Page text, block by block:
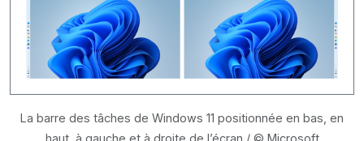
La barre des tâches de Windows 11 positionnée en bas, en